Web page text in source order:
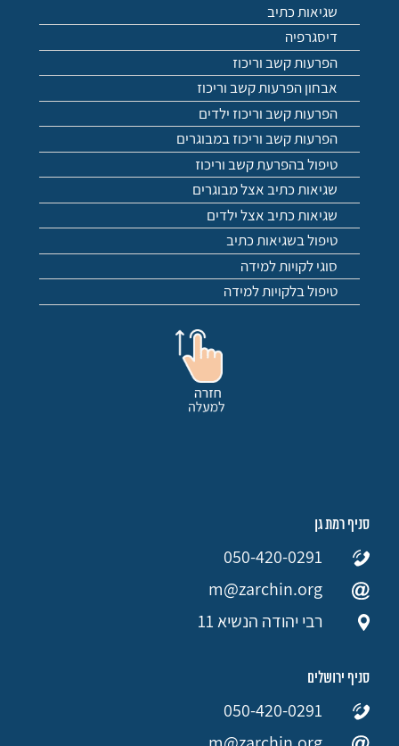
שגיאות כתיב
דיסגרפיה
הפרעות קשב וריכוז
אבחון הפרעות קשב וריכוז
הפרעות קשב וריכוז ילדים
הפרעות קשב וריכוז במבוגרים
טיפול בהפרעת קשב וריכוז
שגיאות כתיב אצל מבוגרים
שגיאות כתיב אצל ילדים
טיפול בשגיאות כתיב
סוגי לקויות למידה
טיפול בלקויות למידה
סניף רמת גן
050-420-0291
m@zarchin.org
רבי יהודה הנשיא 11
סניף ירושלים
050-420-0291